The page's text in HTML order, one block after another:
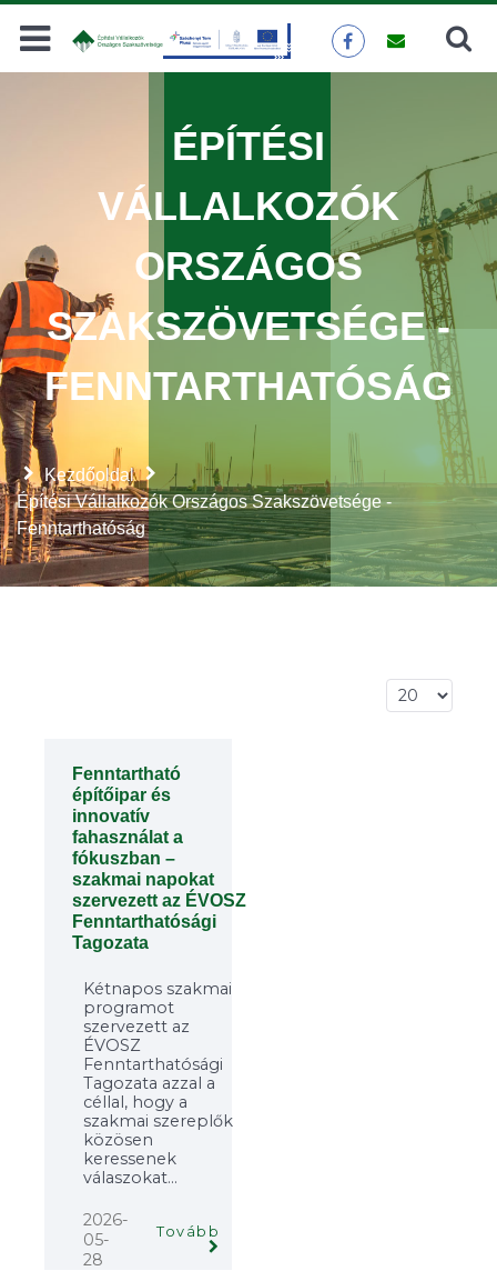
Keresés
Kezdőoldal
Építési Vállalkozók Országos Szakszövetsége -
Fenntarthatóság
ÉPÍTÉSI
VÁLLALKOZÓK
ORSZÁGOS
SZAKSZÖVETSÉGE -
FENNTARTHATÓSÁG
Tételek #
Fenntartható
építőipar és
innovatív
fahasználat a
fókuszban –
szakmai napokat
szervezett az ÉVOSZ
Fenntarthatósági
Tagozata
Kétnapos szakmai
programot
szervezett az
ÉVOSZ
Fenntarthatósági
Tagozata azzal a
céllal, hogy a
szakmai szereplők
közösen
keressenek
válaszokat...
2026-
05-
28
Tovább